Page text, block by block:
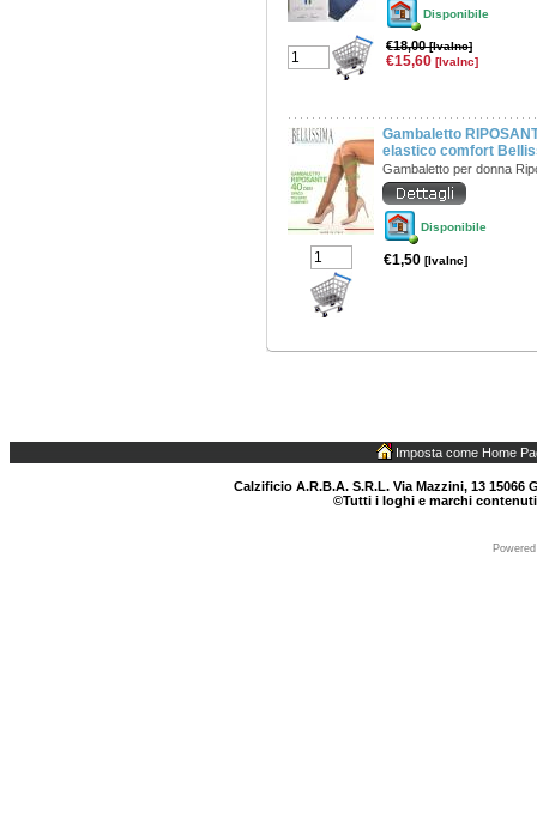
Disponibile
€18,00[IvaInc]
€15,60 [IvaInc]
Gambaletto
elastico comfort
Gambaletto per donna
Disponibile
€1,50 [IvaInc]
Imposta come Home
Calzificio A.R.B.A. S.R.L. Via Mazzini, 13 15066
©Tutti i loghi e marchi